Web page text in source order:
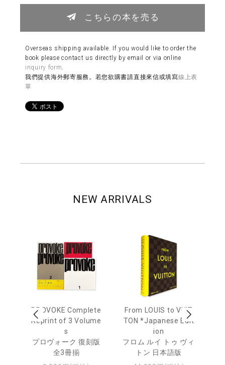
こちらの本を売る
Overseas shipping available. If you would like to order the
book please contact us directly by email or via online
inquiry form
我們提供海外郵寄服務。若您欲購書請直接來信或填寫線上表
單
NEW ARRIVALS
PROVOKE Complete
Reprint of 3 Volume
s
プロヴォーク 復刻版
全3冊揃
From LOUIS to VUIT
TON *Japanese Edit
ion
フロム ルイ トゥ ヴィ
トン 日本語版